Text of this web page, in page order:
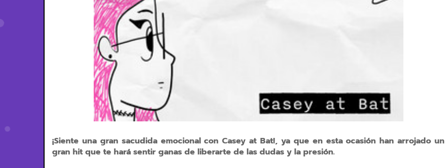
¡Siente una gran sacudida emocional con Casey at Bat!, ya que en esta ocasión han arrojado un
gran hit que te hará sentir ganas de liberarte de las dudas y la presión.